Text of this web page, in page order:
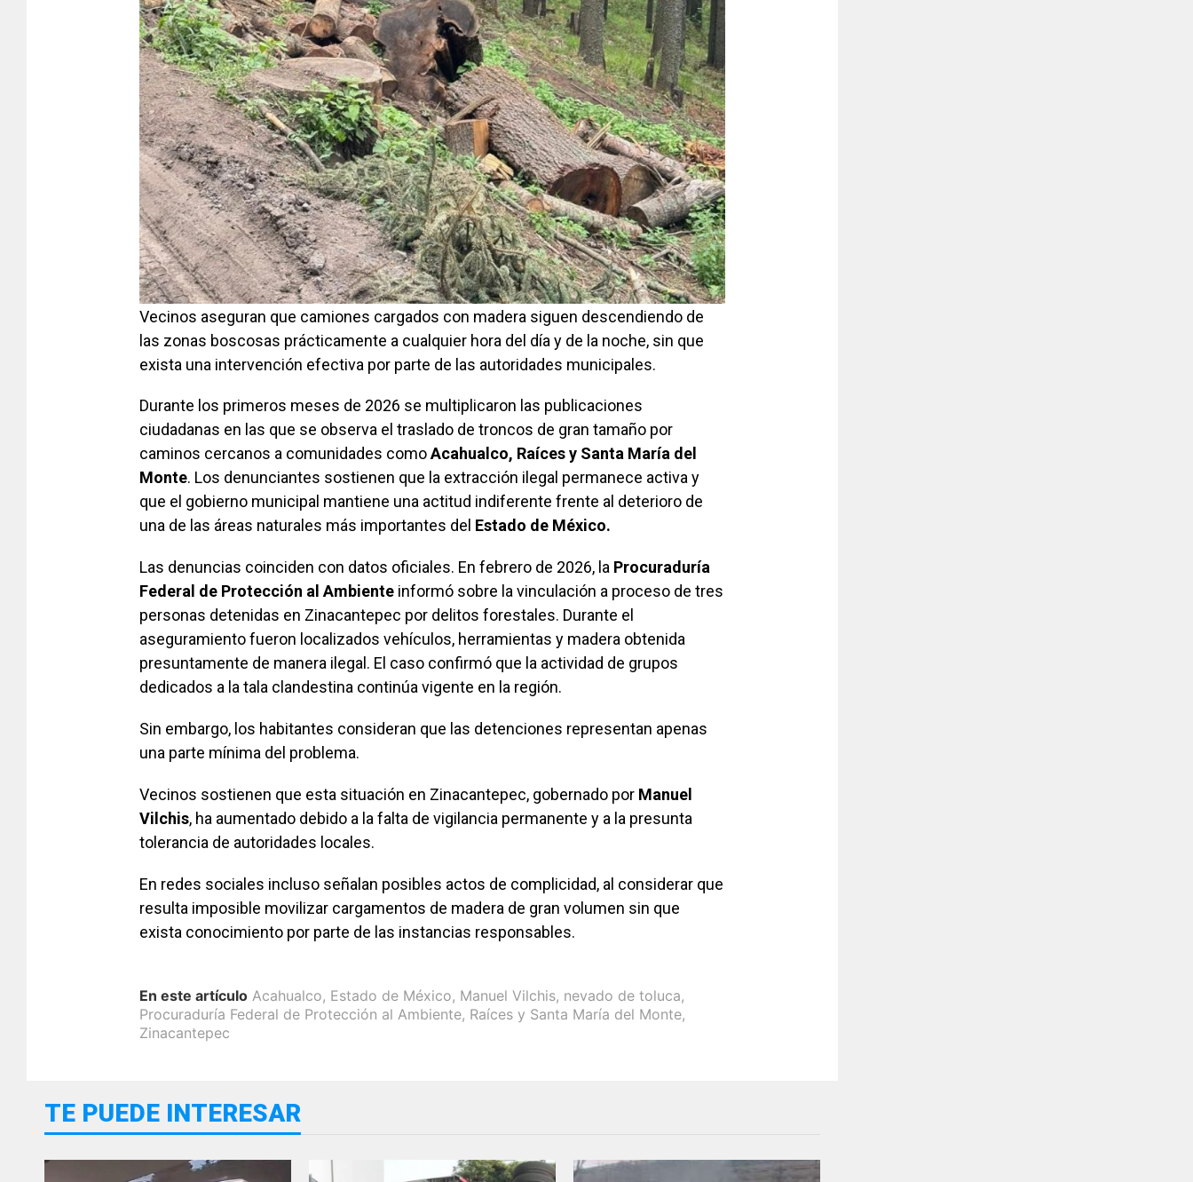
Vecinos aseguran que camiones cargados con madera siguen descendiendo de
las zonas boscosas prácticamente a cualquier hora del día y de la noche, sin que
exista una intervención efectiva por parte de las autoridades municipales.
Durante los primeros meses de 2026 se multiplicaron las publicaciones
ciudadanas en las que se observa el traslado de troncos de gran tamaño por
caminos cercanos a comunidades comoAcahualco, Raíces y Santa María del
Monte. Los denunciantes sostienen que la extracción ilegal permanece activa y
que el gobierno municipal mantiene una actitud indiferente frente al deterioro de
una de las áreas naturales más importantes del Estado de México.
Las denuncias coinciden con datos oficiales. En febrero de 2026, la Procuraduría
Federal de Protección al Ambiente informó sobre la vinculación a proceso de tres
personas detenidas en Zinacantepec por delitos forestales. Durante el
aseguramiento fueron localizados vehículos, herramientas y madera obtenida
presuntamente de manera ilegal. El caso confirmó que la actividad de grupos
dedicados a la tala clandestina continúa vigente en la región.
Sin embargo, los habitantes consideran que las detenciones representan apenas
una parte mínima del problema.
Vecinos sostienen que esta situación en Zinacantepec, gobernado por Manuel
Vilchis, ha aumentado debido a la falta de vigilancia permanente y a la presunta
tolerancia de autoridades locales.
En redes sociales incluso señalan posibles actos de complicidad, al considerar que
resulta imposible movilizar cargamentos de madera de gran volumen sin que
exista conocimiento por parte de las instancias responsables.
En este artículo Acahualco, Estado de México, Manuel Vilchis, nevado de toluca,
Procuraduría Federal de Protección al Ambiente, Raíces y Santa María del Monte,
Zinacantepec
TE PUEDE INTERESAR